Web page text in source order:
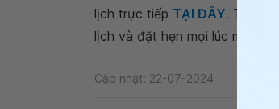
lịch trực tiếp TẠI ĐÂY. Tải và
lịch và đặt hẹn mọi lúc mọi nơi
Cập nhật: 22-07-2024